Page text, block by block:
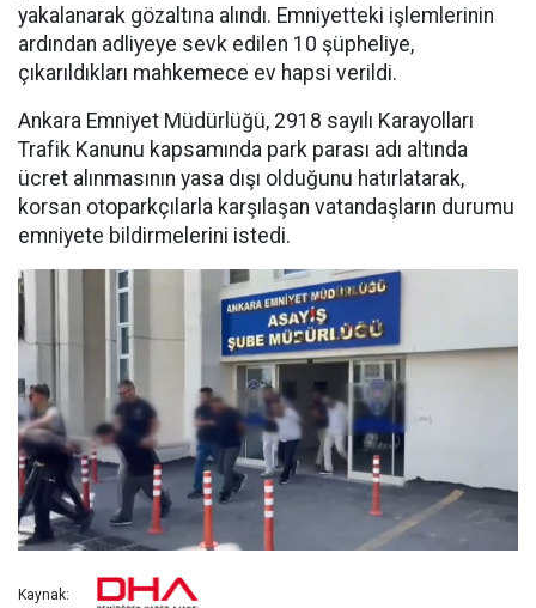
yakalanarak gözaltına alındı. Emniyetteki işlemlerinin
ardından adliyeye sevk edilen 10 şüpheliye,
çıkarıldıkları mahkemece ev hapsi verildi.
Ankara Emniyet Müdürlüğü, 2918 sayılı Karayolları
Trafik Kanunu kapsamında park parası adı altında
ücret alınmasının yasa dışı olduğunu hatırlatarak,
korsan otoparkçılarla karşılaşan vatandaşların durumu
emniyete bildirmelerini istedi.
Kaynak: